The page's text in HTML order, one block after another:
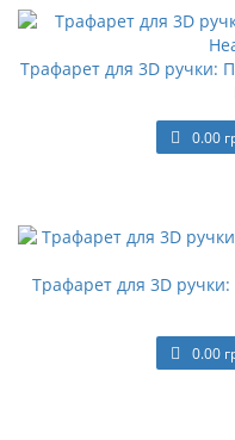
Трафарет для 3D ручки:
0.00
Трафарет для 3D ручки:
0.00